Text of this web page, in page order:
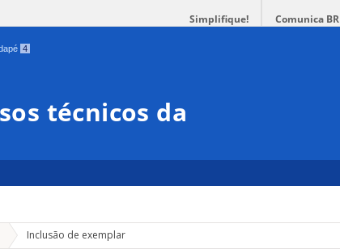
Simplifique! Comunica BR
4
técnicos da
Inclusão de exemplar